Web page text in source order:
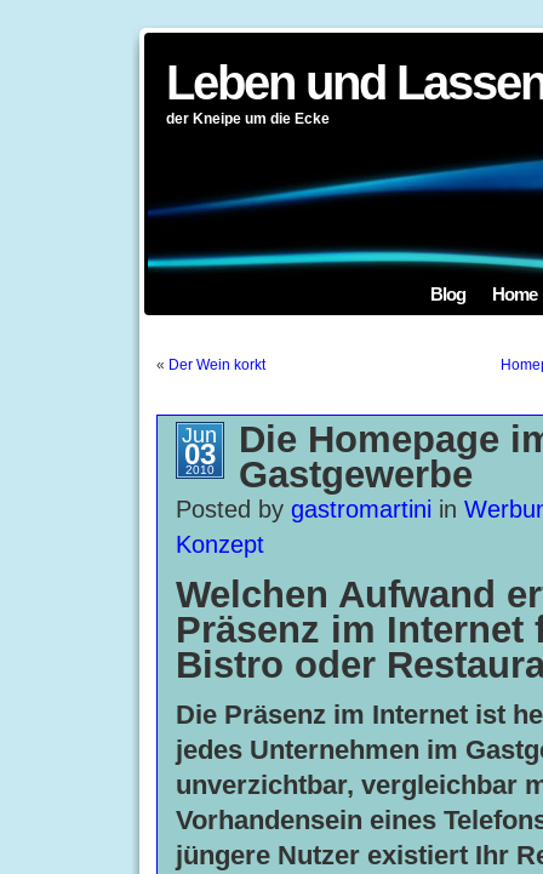
Leben und
der Kneipe um die Ecke
Blog Home
« Der Wein korkt
Jun
03
2010
Die Homepage
Gastgewerbe
Posted by gastromartini in
Konzept
Welchen Aufwand
Präsenz im Internet
Bistro oder
Die Präsenz im Internet ist
jedes Unternehmen im
unverzichtbar, vergleichbar
Vorhandensein eines
jüngere Nutzer existiert Ihr